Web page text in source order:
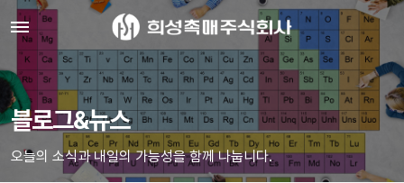
블로그&뉴스
오늘의 소식과 내일의 가능성을 함께 나눕니다.